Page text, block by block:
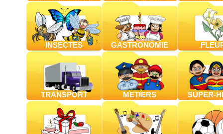
INSECTES GASTRONOMIE
TRANSPORT METIERS SUPER-